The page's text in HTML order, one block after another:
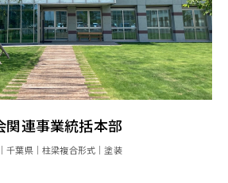
関連事業統括本部
千葉県 柱梁複合形式 塗装